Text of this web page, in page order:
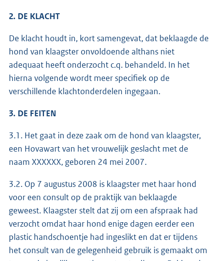
2. DE KLACHT
De klacht houdt in, kort samengevat, dat beklaagde de
hond van klaagster onvoldoende althans niet
adequaat heeft onderzocht c.q. behandeld. In het
hierna volgende wordt meer specifiek op de
verschillende klachtonderdelen ingegaan.
3. DE FEITEN
3.1. Het gaat in deze zaak om de hond van klaagster,
een Hovawart van het vrouwelijk geslacht met de
naam XXXXXX, geboren 24 mei 2007.
3.2. Op 7 augustus 2008 is klaagster met haar hond
voor een consult op de praktijk van beklaagde
geweest. Klaagster stelt dat zij om een afspraak had
verzocht omdat haar hond enige dagen eerder een
plastic handschoentje had ingeslikt en dat er tijdens
het consult van de gelegenheid gebruik is gemaakt om